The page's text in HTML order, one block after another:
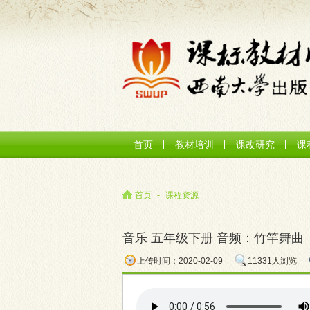
首页 教材培训 课改研究 课
首页 - 课程资源
音乐 五年级下册 音频：竹竿舞曲
上传时间：2020-02-09 11331人浏览